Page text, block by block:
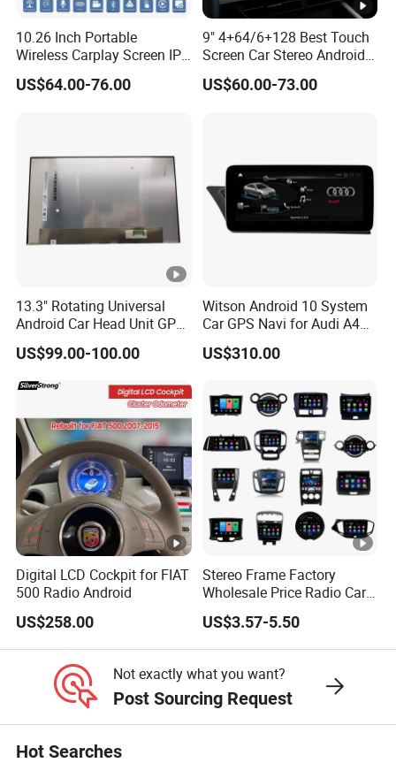
10.26 Inch Portable
Wireless Carplay Screen IPS
Android Auto Multimedia
Player
US$64.00-76.00
9" 4+64/6+128 Best Touch
Screen Car Stereo Android
Auto Bt WiFi Radio
US$60.00-73.00
13.3" Rotating Universal
Android Car Head Unit GPS
Navigation Radio Player
Factory Wholesale for
Automotive
US$99.00-100.00
Witson Android 10 System
Car GPS Navi for Audi A4
A5 2008-2016 4G+64G
RAM WiFi Google Bt Video
Screen
US$310.00
Digital LCD Cockpit for FIAT
500 Radio Android
US$258.00
Stereo Frame Factory
Wholesale Price Radio Car
Android Frame Touch
Screen Android Panel Car
DVD
US$3.57-5.50
Not exactly what you want?
Post Sourcing Request
Hot Searches